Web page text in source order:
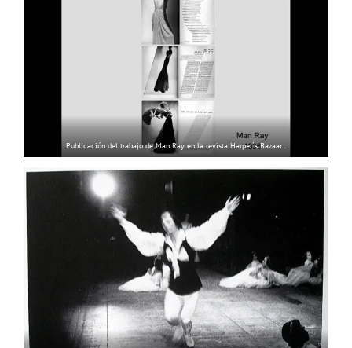
Publicación del trabajo de Man Ray en la revista Harper´s Bazaar .